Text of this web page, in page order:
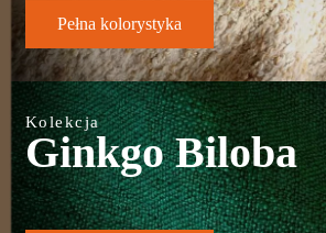
Pełna kolorystyka
Kolekcja
Ginkgo Biloba